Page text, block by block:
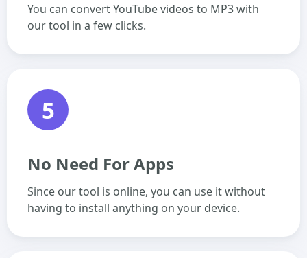
You can convert YouTube videos to MP3 with
our tool in a few clicks.
5
No Need For Apps
Since our tool is online, you can use it without
having to install anything on your device.